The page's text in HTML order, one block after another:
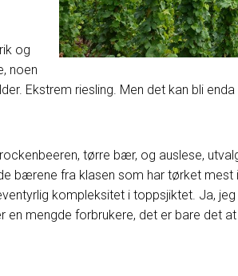
og
noen
Ekstrem riesling. Men det kan bli
tørre bær, og auslese,
bærene fra klasen som har tørket mest
kompleksitet i toppsjiktet. Ja,
mengde forbrukere, det er bare det